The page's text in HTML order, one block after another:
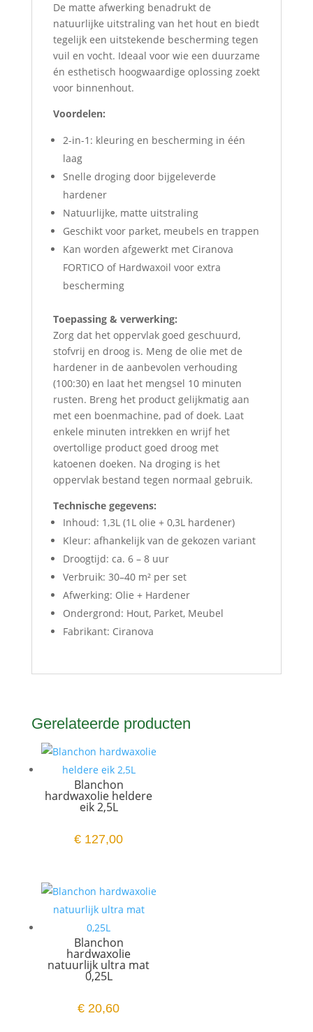
De matte afwerking benadrukt de
natuurlijke uitstraling van het hout en biedt
tegelijk een uitstekende bescherming tegen
vuil en vocht. Ideaal voor wie een duurzame
én esthetisch hoogwaardige oplossing zoekt
voor binnenhout.
Voordelen:
2-in-1: kleuring en bescherming in één
laag
Snelle droging door bijgeleverde
hardener
Natuurlijke, matte uitstraling
Geschikt voor parket, meubels en trappen
Kan worden afgewerkt met Ciranova
FORTICO of Hardwaxoil voor extra
bescherming
Toepassing & verwerking:
Zorg dat het oppervlak goed geschuurd,
stofvrij en droog is. Meng de olie met de
hardener in de aanbevolen verhouding
(100:30) en laat het mengsel 10 minuten
rusten. Breng het product gelijkmatig aan
met een boenmachine, pad of doek. Laat
enkele minuten intrekken en wrijf het
overtollige product goed droog met
katoenen doeken. Na droging is het
oppervlak bestand tegen normaal gebruik.
Technische gegevens:
Inhoud: 1,3L (1L olie + 0,3L hardener)
Kleur: afhankelijk van de gekozen variant
Droogtijd: ca. 6 – 8 uur
Verbruik: 30–40 m² per set
Afwerking: Olie + Hardener
Ondergrond: Hout, Parket, Meubel
Fabrikant: Ciranova
Gerelateerde producten
Blanchon
hardwaxolie heldere
eik 2,5L
€ 127,00
Blanchon
hardwaxolie
natuurlijk ultra mat
0,25L
€ 20,60